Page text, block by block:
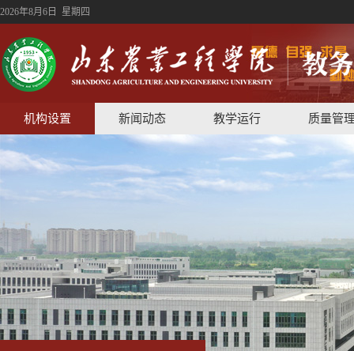
2026年8月6日 星期四
机构设置 新闻动态 教学运行 质量管